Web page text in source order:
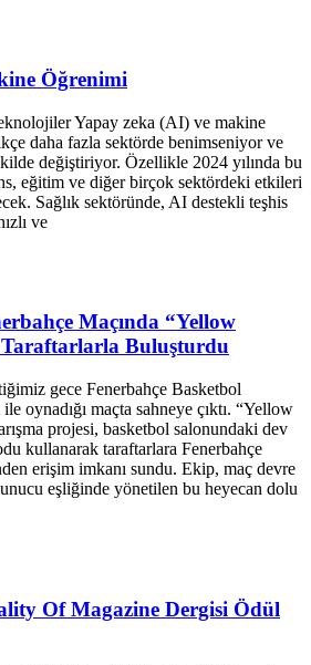
Öğrenimi
Yapay zeka (AI) ve makine
daha fazla sektörde benimseniyor ve
değiştiriyor. Özellikle 2024 yılında bu
eğitim ve diğer birçok sektördeki etkileri
Sağlık sektöründe, AI destekli teşhis
ve
Maçında “Yellow
Buluşturdu
gece Fenerbahçe Basketbol
oynadığı maçta sahneye çıktı. “Yellow
projesi, basketbol salonundaki dev
kullanarak taraftarlara Fenerbahçe
erişim imkanı sundu. Ekip, maç devre
eşliğinde yönetilen bu heyecan dolu
Of Magazine Dergisi Ödül